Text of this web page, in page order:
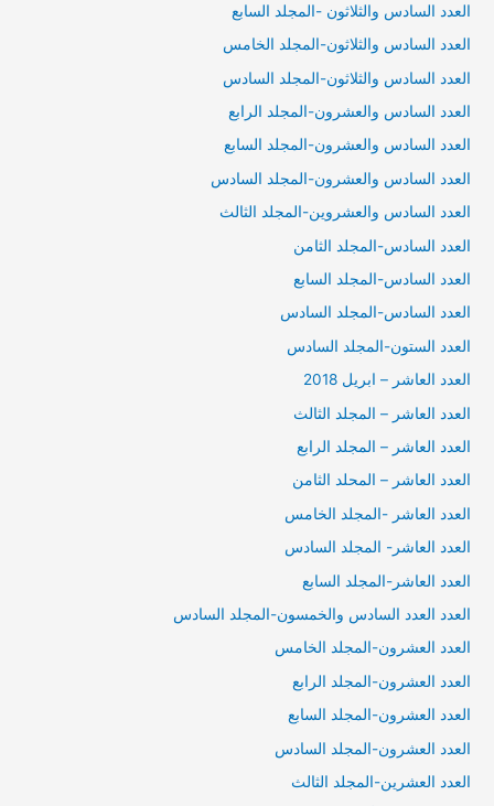
العدد السادس والثلاثون -المجلد السابع
العدد السادس والثلاثون-المجلد الخامس
العدد السادس والثلاثون-المجلد السادس
العدد السادس والعشرون-المجلد الرابع
العدد السادس والعشرون-المجلد السابع
العدد السادس والعشرون-المجلد السادس
العدد السادس والعشروين-المجلد الثالث
العدد السادس-المجلد الثامن
العدد السادس-المجلد السابع
العدد السادس-المجلد السادس
العدد الستون-المجلد السادس
العدد العاشر – ابريل 2018
العدد العاشر – المجلد الثالث
العدد العاشر – المجلد الرابع
العدد العاشر – المحلد الثامن
العدد العاشر -المجلد الخامس
العدد العاشر- المجلد السادس
العدد العاشر-المجلد السابع
العدد العدد السادس والخمسون-المجلد السادس
العدد العشرون-المجلد الخامس
العدد العشرون-المجلد الرابع
العدد العشرون-المجلد السابع
العدد العشرون-المجلد السادس
العدد العشرين-المجلد الثالث